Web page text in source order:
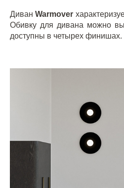
ДиванWarmover
Обивку для дивана можно
доступны в четырех финишах.